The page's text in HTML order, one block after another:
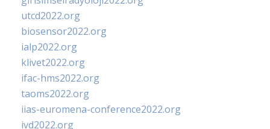
utcd2022.org
biosensor2022.org
ialp2022.org
klivet2022.org
ifac-hms2022.org
taoms2022.org
iias-euromena-conference2022.org
ivd2022.org